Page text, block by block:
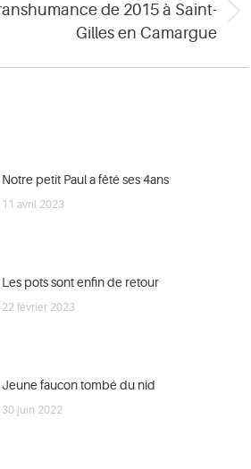
de 2015 à Saint-
Gilles en Camargue
Notre petit Paul a fêté ses 4ans
11 avril 2023
Les pots sont enfin de retour
22 février 2023
Jeune faucon tombé du nid
30 juin 2022